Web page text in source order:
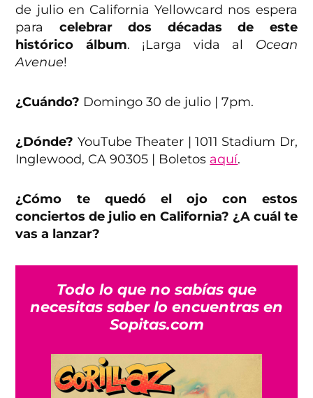
de julio en California Yellowcard nos espera
para celebrar dos décadas de este
histórico álbum. ¡Larga vida al Ocean
Avenue!
¿Cuándo? Domingo 30 de julio | 7pm.
¿Dónde? YouTube Theater | 1011 Stadium Dr,
Inglewood, CA 90305 | Boletos aquí.
¿Cómo te quedó el ojo con estos
conciertos de julio en California? ¿A cuál te
vas a lanzar?
Todo lo que no sabías que
necesitas saber lo encuentras en
Sopitas.com